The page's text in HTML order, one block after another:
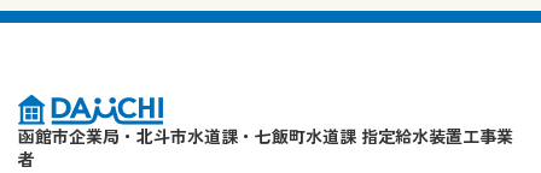
函館市企業局・北斗市水道課・七飯町水道課 指定給水装置工事業
者